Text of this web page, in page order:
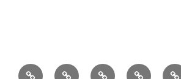
AttualitàCronacaPolitica Economia